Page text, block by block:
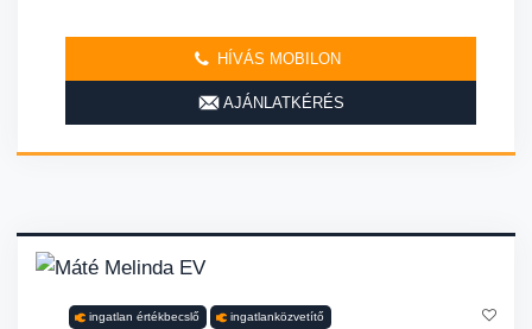
HÍVÁS MOBILON
AJÁNLATKÉRÉS
ingatlan értékbecslő ingatlanközvetítő